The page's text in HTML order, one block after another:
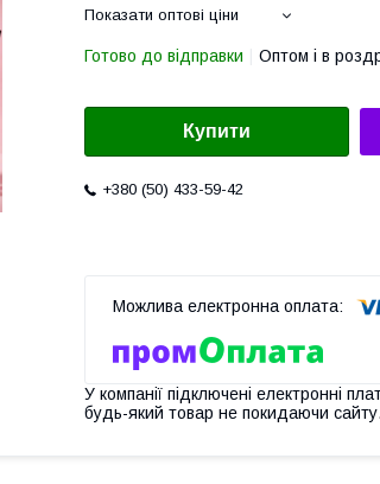
Показати оптові ціни
Готово до відправки Оптом і в
Купити
+380 (50) 433-59-42
У компанії підключені електронні
будь-який товар не покидаючи сайту.